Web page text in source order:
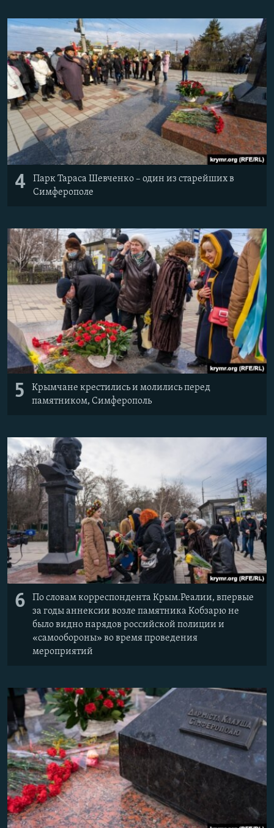
4
Парк Тараса Шевченко – один из старейших в
Симферополе
5
Крымчане крестились и молились перед
памятником, Симферополь
6
По словам корреспондента Крым.Реалии, впервые
за годы аннексии возле памятника Кобзарю не
было видно нарядов российской полиции и
«самообороны» во время проведения
мероприятий